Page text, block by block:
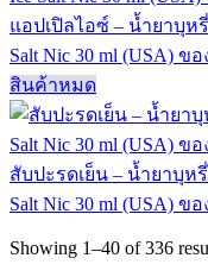
แอปเปิลไอซ์ – น้ำยาบุหรี่
Salt Nic 30 ml (USA) ข
สินค้าหมด
สับปะรดเย็น – น้ำยาบุหรี่
Salt Nic 30 ml (USA) ข
Showing 1–40 of336